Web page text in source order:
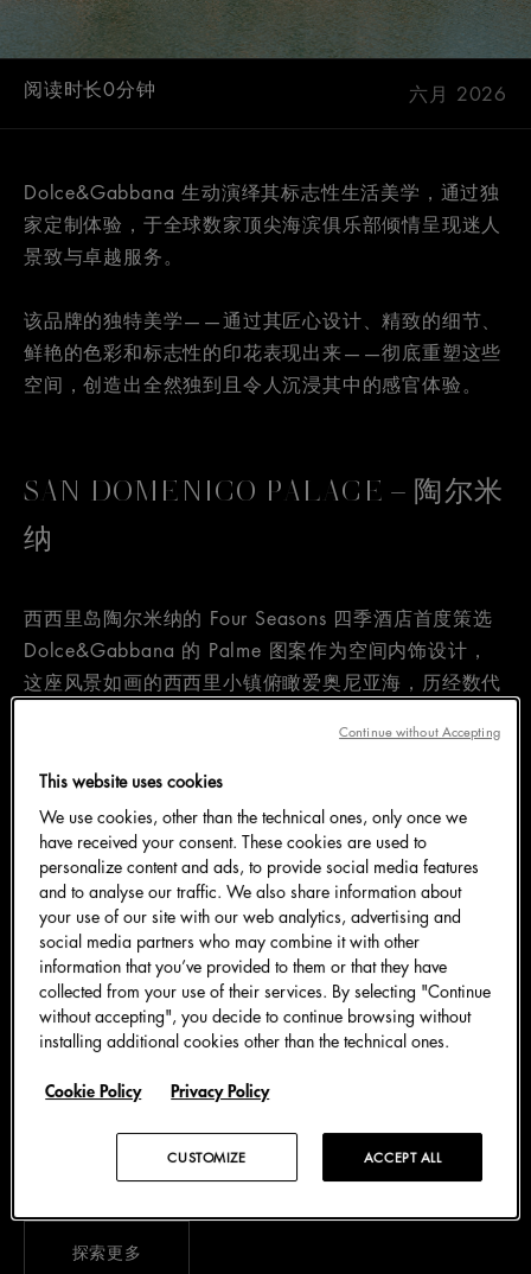
六月 2026
阅读时长0分钟
Dolce&Gabbana 生动演绎其标志性生活美学，通过独
家定制体验，于全球数家顶尖海滨俱乐部倾情呈现迷人
景致与卓越服务。
该品牌的独特美学——通过其匠心设计、精致的细节、
鲜艳的色彩和标志性的印花表现出来——彻底重塑这些
空间，创造出全然独到且令人沉浸其中的感官体验。
SAN DOMENICO PALACE – 陶尔米
纳
西西里岛陶尔米纳的 Four Seasons 四季酒店首度策选
Dolce&Gabbana 的 Palme 图案作为空间内饰设计，
这座风景如画的西西里小镇俯瞰爱奥尼亚海，历经数代
酒店空间经由品牌印花焕发活力，斑斓绚丽的灵动生机
迷人绽现，塑就自然与设计之间的谐美共鸣。无边际泳
池和面朝浩瀚蔚海的露台被浓郁的绿色和白色所点缀，
与环抱四周的山海风光浑融无间，宛如一阙视觉共生的
叙事篇章徐徐开展。
空间内部悉心展陈各类服饰与配件，限定款创作错落其
间，专为西西里陶尔米纳臻造呈献。
探索更多
This website uses cookies
We use cookies, other than the technical ones, only once we
have received your consent. These cookies are used to
personalize content and ads, to provide social media features
and to analyse our traffic. We also share information about
your use of our site with our web analytics, advertising and
social media partners who may combine it with other
information that you’ve provided to them or that they have
collected from your use of their services. By selecting "Continue
without accepting", you decide to continue browsing without
installing additional cookies other than the technical ones.
Cookie Policy Privacy Policy
ACCEPT ALL
CUSTOMIZE
Continue without Accepting